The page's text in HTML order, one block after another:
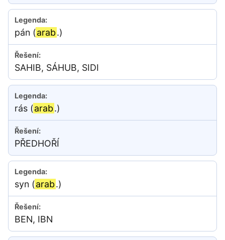
pán (arab.)
SAHIB, SÁHUB, SIDI
rás (arab.)
PŘEDHOŘÍ
syn (arab.)
BEN, IBN